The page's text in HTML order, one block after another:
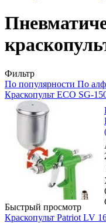
Фильтр
По популярности По
Краскопульт ECO SG-
Быстрый просмотр
Краскопульт Patriot LV